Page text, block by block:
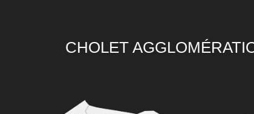
CHOLET